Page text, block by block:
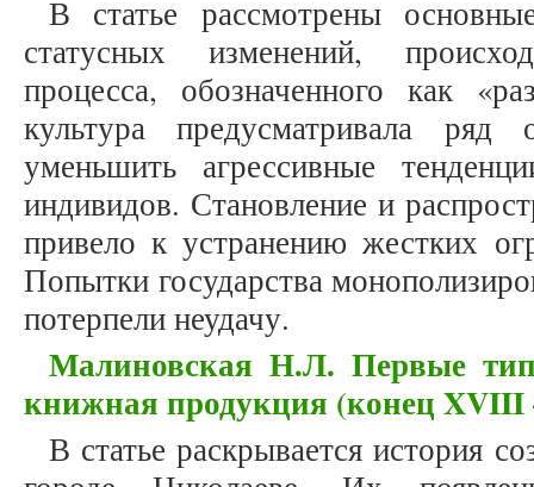
В статье рассмотрены
статусных изменений,
процесса, обозначенного как
культура предусматривала ряд
уменьшить агрессивные
индивидов. Становление и
привело к устранению жестких
Попытки государства
потерпели неудачу.
Малиновская Н.Л. Первые
книжная продукция (конец XVIII
В статье раскрывается история